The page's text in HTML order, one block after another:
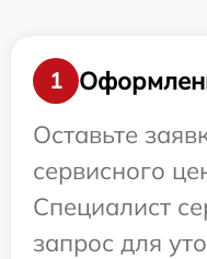
1
Оставьте
сервисного
Специалист
запрос для